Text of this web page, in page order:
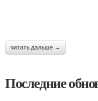
читать дальше →
Последние